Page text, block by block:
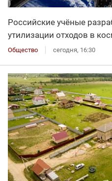
Российские учёные
утилизации отходов в
Общество сегодня, 16:30